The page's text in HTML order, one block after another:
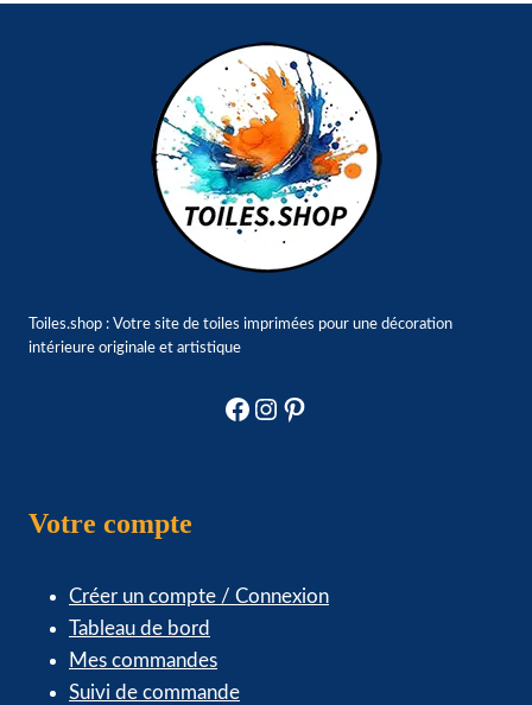
Toiles.shop : Votre site de toiles imprimées pour une décoration
intérieure originale et artistique
Facebook
Instagram
Pinterest
Votre compte
Créer un compte / Connexion
Tableau de bord
Mes commandes
Suivi de commande